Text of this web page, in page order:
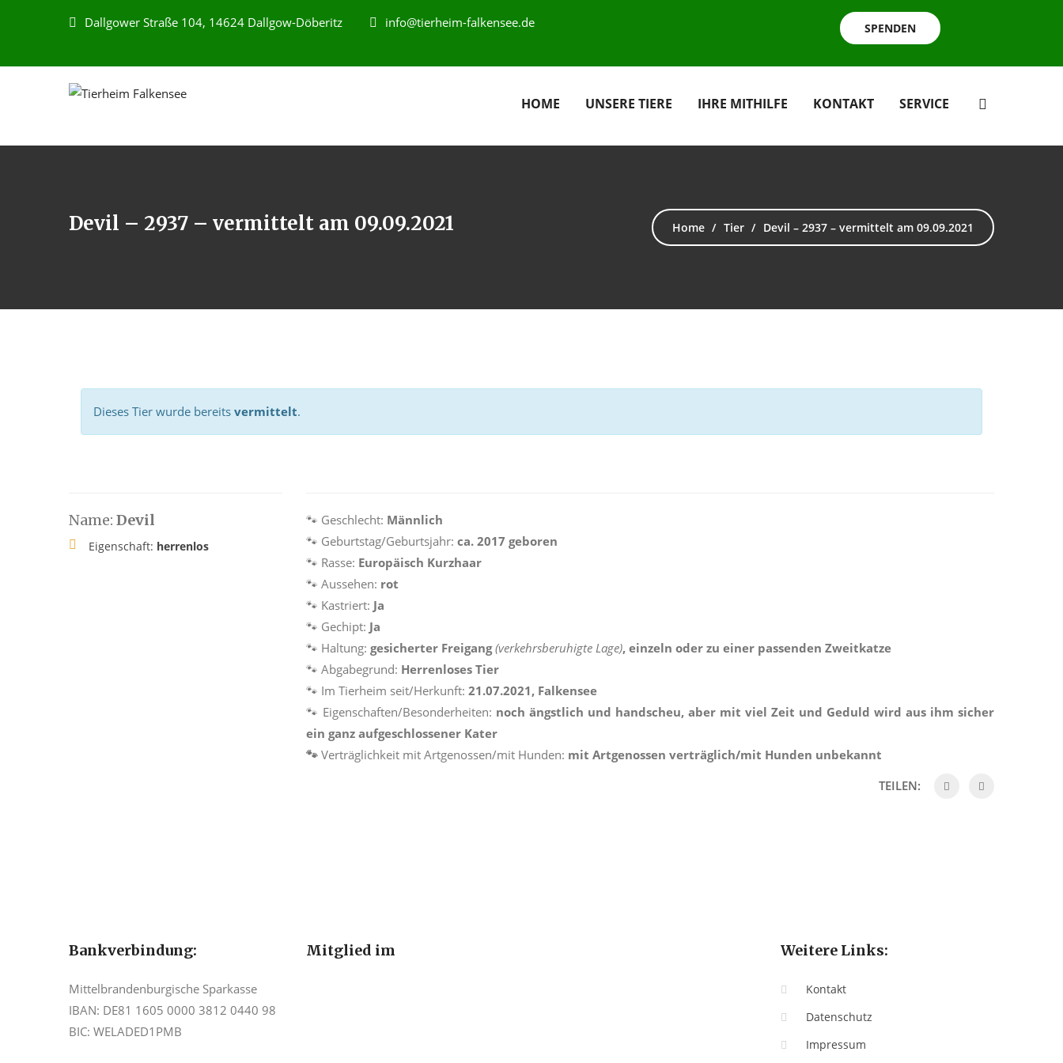
Dallgower Straße 104, 14624 Dallgow-Döberitz info@tierheim-falkensee.de SPENDEN
HOME UNSERE TIERE IHRE MITHILFE KONTAKT SERVICE
Devil – 2937 – vermittelt am 09.09.2021 Home Tier Devil – 2937 – vermittelt am 09.09.2021
Dieses Tier wurde bereits vermittelt.
Name: Devil
Eigenschaft: herrenlos
🐾 Geschlecht: Männlich
🐾 Geburtstag/Geburtsjahr: ca. 2017 geboren
🐾 Rasse: Europäisch Kurzhaar
🐾 Aussehen: rot
🐾 Kastriert: Ja
🐾 Gechipt: Ja
🐾 Haltung: gesicherter Freigang(verkehrsberuhigte Lage), einzeln oder zu einer passenden Zweitkatze
🐾 Abgabegrund: Herrenloses Tier
🐾 Im Tierheim seit/Herkunft: 21.07.2021, Falkensee
🐾 Eigenschaften/Besonderheiten: noch ängstlich und handscheu, aber mit viel Zeit und Geduld wird aus ihm sicher
ein ganz aufgeschlossener Kater
🐾 Verträglichkeit mit Artgenossen/mit Hunden: mit Artgenossen verträglich/mit Hunden unbekannt
TEILEN:
Bankverbindung:
Mittelbrandenburgische Sparkasse
IBAN: DE81 1605 0000 3812 0440 98
BIC: WELADED1PMB
Mitglied im Weitere Links:
Kontakt
Datenschutz
Impressum